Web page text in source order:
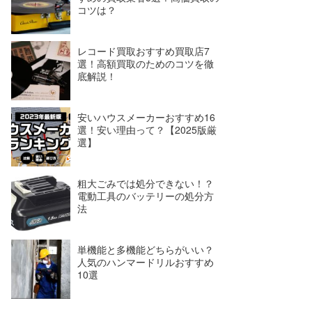
コツは？
レコード買取おすすめ買取店7
選！高額買取のためのコツを徹
底解説！
安いハウスメーカーおすすめ16
選！安い理由って？【2025版厳
選】
粗大ごみでは処分できない！？
電動工具のバッテリーの処分方
法
単機能と多機能どちらがいい？
人気のハンマードリルおすすめ
10選